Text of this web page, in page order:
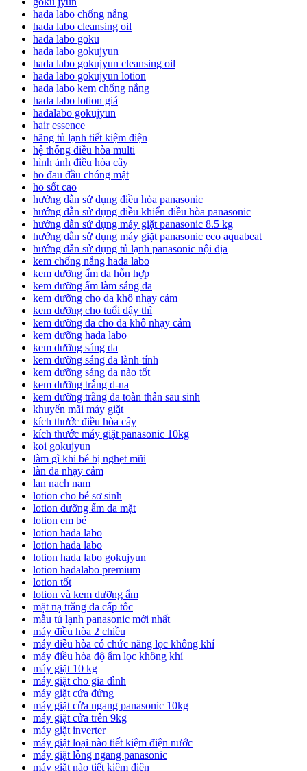
hada labo chống nắng
hada labo cleansing oil
hada labo goku
hada labo gokujyun
hada labo gokujyun cleansing oil
hada labo gokujyun lotion
hada labo kem chống nắng
hada labo lotion giá
hadalabo gokujyun
hair essence
hãng tủ lạnh tiết kiệm điện
hệ thống điều hòa multi
hình ảnh điều hòa cây
ho đau đầu chóng mặt
ho sốt cao
hướng dẫn sử dụng điều hòa panasonic
hướng dẫn sử dụng điều khiển điều hòa panasonic
hướng dẫn sử dụng máy giặt panasonic 8.5 kg
hướng dẫn sử dụng máy giặt panasonic eco aquabeat
hướng dẫn sử dụng tủ lạnh panasonic nội địa
kem chống nắng hada labo
kem dưỡng ẩm da hỗn hợp
kem dưỡng ẩm làm sáng da
kem dưỡng cho da khô nhạy cảm
kem dưỡng cho tuổi dậy thì
kem dưỡng da cho da khô nhạy cảm
kem dưỡng hada labo
kem dưỡng sáng da
kem dưỡng sáng da lành tính
kem dưỡng sáng da nào tốt
kem dưỡng trắng d-na
kem dưỡng trắng da toàn thân sau sinh
khuyến mãi máy giặt
kích thước điều hòa cây
kích thước máy giặt panasonic 10kg
koi gokujyun
làm gì khi bé bị nghẹt mũi
làn da nhạy cảm
lan nach nam
lotion cho bé sơ sinh
lotion dưỡng ẩm da mặt
lotion em bé
lotion hada labo
lotion hada labo
lotion hada labo gokujyun
lotion hadalabo premium
lotion tốt
lotion và kem dưỡng ẩm
mặt nạ trắng da cấp tốc
mẫu tủ lạnh panasonic mới nhất
máy điều hòa 2 chiều
máy điều hòa có chức năng lọc không khí
máy điều hòa độ ẩm lọc không khí
máy giặt 10 kg
máy giặt cho gia đình
máy giặt cửa đứng
máy giặt cửa ngang panasonic 10kg
máy giặt cửa trên 9kg
máy giặt inverter
máy giặt loại nào tiết kiệm điện nước
máy giặt lồng ngang panasonic
máy giặt nào tiết kiệm điện